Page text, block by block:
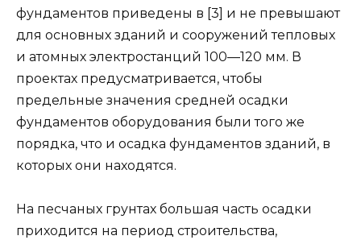
фундаментов приведены в [3] и не пре­вышают
для основных зданий и сооружений тепловых
и атомных электростанций 100—120 мм. В
проектах предус­матривается, чтобы
предельные значения средней осадки
фундаментов оборудования были того же
порядка, что и осадка фундаментов зданий, в
которых они находятся.
На песчаных грунтах большая часть осадки
приходит­ся на период строительства,